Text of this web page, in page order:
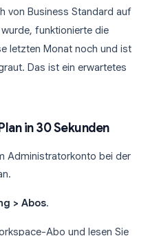
von Business Standard auf
funktionierte die
letzten Monat noch und ist
Das ist ein erwartetes
in 30 Sekunden
Administratorkonto bei der
> Abos.
Abo und lesen Sie